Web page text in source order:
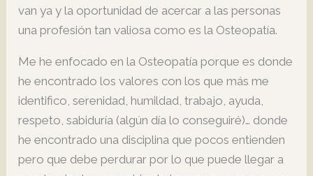
van ya y la oportunidad de acercar a las personas
una profesión tan valiosa como es la Osteopatía.
Me he enfocado en la Osteopatía porque es donde
he encontrado los valores con los que más me
identifico, serenidad, humildad, trabajo, ayuda,
respeto, sabiduría (algún día lo conseguiré)… donde
he encontrado una disciplina que pocos entienden
pero que debe perdurar por lo que puede llegar a